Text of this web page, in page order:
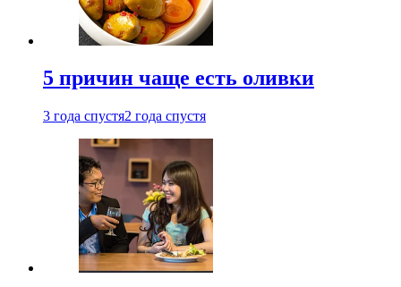
5 причин чаще есть оливки
3 года спустя2 года спустя